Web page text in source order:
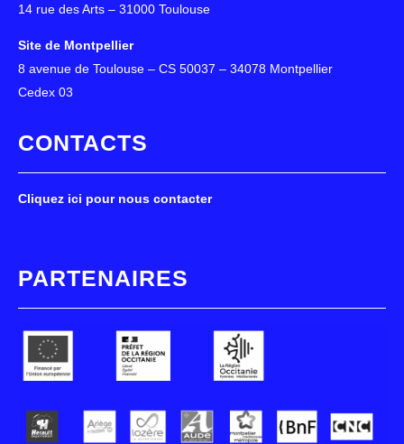
14 rue des Arts – 31000 Toulouse
Site de Montpellier
8 avenue de Toulouse – CS 50037 – 34078 Montpellier
Cedex 03
CONTACTS
Cliquez ici pour nous contacter
PARTENAIRES